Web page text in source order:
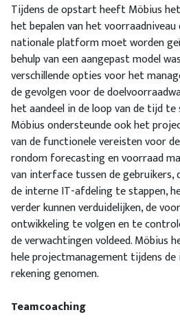
Tijdens de opstart heeft Möbius
het bepalen van het
nationale platform moet worden
behulp van een aangepast model
verschillende opties voor het
de gevolgen voor de
het aandeel in de loop van de tijd te
Möbius ondersteunde ook het
van de functionele vereisten voor
rondom forecasting en voorraad
van interface tussen de
de interne IT-afdeling te stappen,
verder kunnen verduidelijken, de
ontwikkeling te volgen en te
de verwachtingen voldeed. Möbius
hele projectmanagement tijdens
rekening genomen.
Teamcoaching